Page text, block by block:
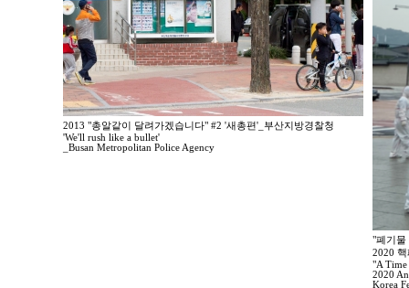
2013 "총알같이 달려가겠습니다" #2 '새총편'_부산지방경찰청
'We'll rush like a bullet'
_Busan Metropolitan Police Agency
"폐기물
2020
"A Time
2020
Korea